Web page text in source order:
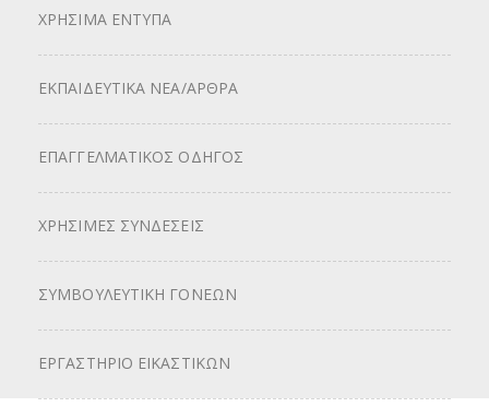
ΧΡΗΣΙΜΑ ΕΝΤΥΠΑ
ΕΚΠΑΙΔΕΥΤΙΚΑ ΝΕΑ/ΑΡΘΡΑ
ΕΠΑΓΓΕΛΜΑΤΙΚΟΣ ΟΔΗΓΟΣ
ΧΡΗΣΙΜΕΣ ΣΥΝΔΕΣΕΙΣ
ΣΥΜΒΟΥΛΕΥΤΙΚΗ ΓΟΝΕΩΝ
ΕΡΓΑΣΤΗΡΙΟ ΕΙΚΑΣΤΙΚΩΝ